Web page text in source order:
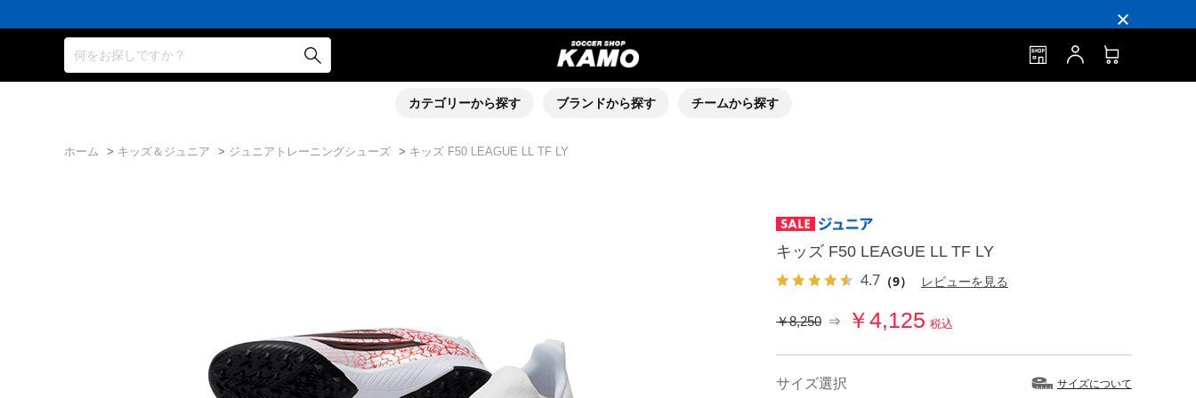
会員の方にはお誕生月に「10％OFFクーポン」プレゼント！
16,000円(税込)以上でシューズケースプレゼント！
3,300円(税込)以上で送料無料！
ポイント還元率5％！プレミア会員は7％
会員の方にはお誕生月に「10％OFFクーポン」プレゼント！
何をお探しですか？
カテゴリーから探す ブランドから探す チームから探す
ホーム > キッズ＆ジュニア > ジュニアトレーニングシューズ > キッズ F50 LEAGUE LL TF LY
キッズ F50 LEAGUE LL TF LY
4.7 （9） レビューを見る
￥8,250 ⇒ ￥4,125 税込
サイズ選択 サイズについて